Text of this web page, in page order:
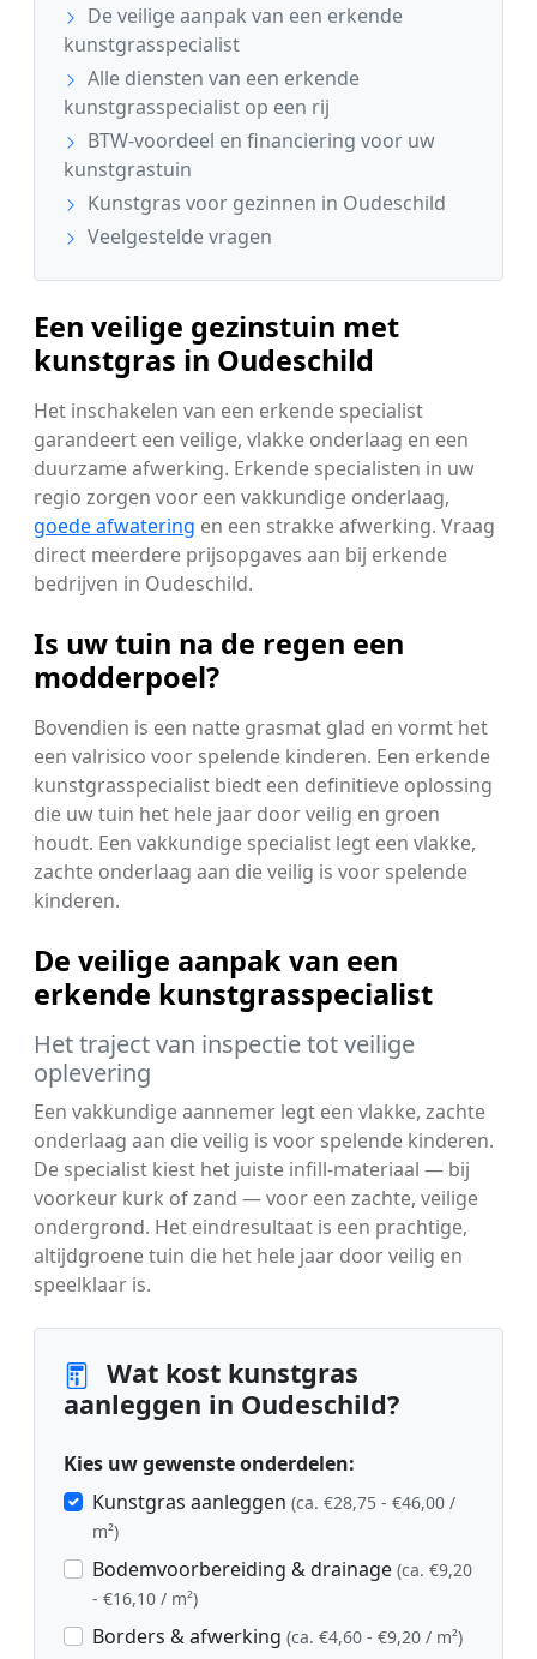
De veilige aanpak van een erkende
kunstgrasspecialist
Alle diensten van een erkende
kunstgrasspecialist op een rij
BTW-voordeel en financiering voor uw
kunstgrastuin
Kunstgras voor gezinnen in Oudeschild
Veelgestelde vragen
Een veilige gezinstuin met
kunstgras in Oudeschild
Het inschakelen van een erkende specialist
garandeert een veilige, vlakke onderlaag en een
duurzame afwerking. Erkende specialisten in uw
regio zorgen voor een vakkundige onderlaag,
goede afwatering en een strakke afwerking. Vraag
direct meerdere prijsopgaves aan bij erkende
bedrijven in Oudeschild.
Is uw tuin na de regen een
modderpoel?
Bovendien is een natte grasmat glad en vormt het
een valrisico voor spelende kinderen. Een erkende
kunstgrasspecialist biedt een definitieve oplossing
die uw tuin het hele jaar door veilig en groen
houdt. Een vakkundige specialist legt een vlakke,
zachte onderlaag aan die veilig is voor spelende
kinderen.
De veilige aanpak van een
erkende kunstgrasspecialist
Het traject van inspectie tot veilige
oplevering
Een vakkundige aannemer legt een vlakke, zachte
onderlaag aan die veilig is voor spelende kinderen.
De specialist kiest het juiste infill-materiaal — bij
voorkeur kurk of zand — voor een zachte, veilige
ondergrond. Het eindresultaat is een prachtige,
altijdgroene tuin die het hele jaar door veilig en
speelklaar is.
Wat kost kunstgras
aanleggen in Oudeschild?
Kies uw gewenste onderdelen:
Kunstgras aanleggen (ca. €28,75 - €46,00 /
m²)
Bodemvoorbereiding & drainage (ca. €9,20
- €16,10 / m²)
Borders & afwerking (ca. €4,60 - €9,20 / m²)